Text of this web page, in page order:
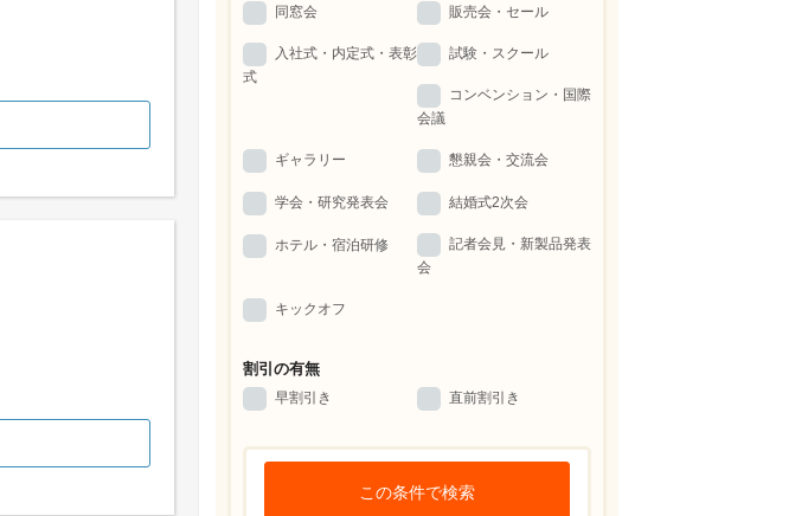
同窓会 販売会・セール
入社式・内定式・表彰
式
試験・スクール
コンベンション・国際
会議
ギャラリー 懇親会・交流会
学会・研究発表会 結婚式2次会
ホテル・宿泊研修
記者会見・新製品発表
会
キックオフ
割引の有無
早割引き 直前割引き
この条件で検索